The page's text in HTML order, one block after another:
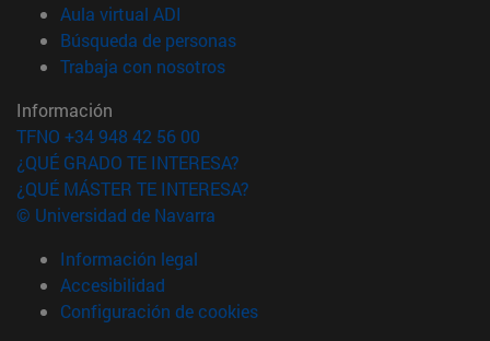
Aula virtual ADI
Búsqueda de personas(abre en nueva ventana)
Trabaja con nosotros(abre en nueva ventana)
Información
TFNO +34 948 42 56 00
¿QUÉ GRADO TE INTERESA?
¿QUÉ MÁSTER TE INTERESA?
© Universidad de Navarra
Información legal
Accesibilidad
Configuración de cookies